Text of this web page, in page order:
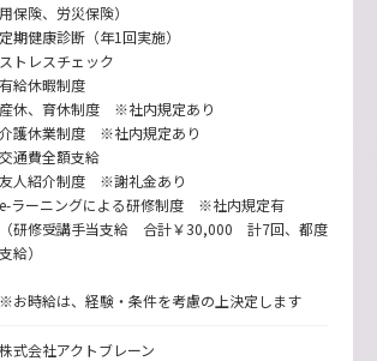
用保険、労災保険）
定期健康診断（年1回実施）
ストレスチェック
有給休暇制度
産休、育休制度 ※社内規定あり
介護休業制度 ※社内規定あり
交通費全額支給
友人紹介制度 ※謝礼金あり
e-ラーニングによる研修制度 ※社内規定有
（研修受講手当支給 合計￥30,000 計7回、都度
支給）
※お時給は、経験・条件を考慮の上決定します
株式会社アクトブレーン